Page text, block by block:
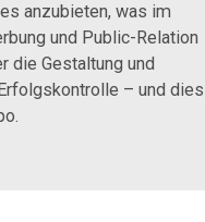
anzubieten, was im
und Public-Relation
die Gestaltung und
– und dies